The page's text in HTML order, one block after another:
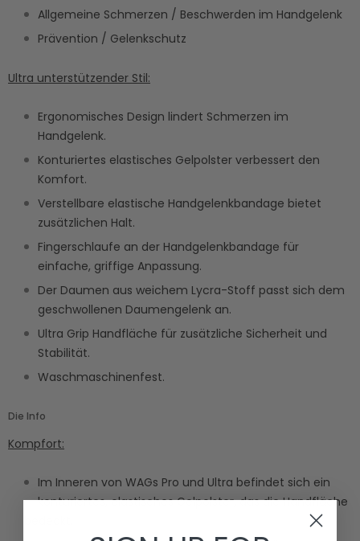
Allgemeine Schmerzen / Beschwerden im Handgelenk
Prävention / Gelenkschutz
Ultra unterstützender Stil:
Ergonomisches Design lindert Schmerzen im
Handgelenk.
Konturiertes elastisches Gelpolster verbessert den
Komfort.
Verstellbare elastische Handgelenkbandage bietet
zusätzlichen Halt.
Fingerschlaufe an der Handgelenkbandage für
einfache, griffige Anpassung.
Der Daumen aus weichem Lycra-Stoff passt sich dem
geschwollenen Daumengelenk an.
Ultra Grip Handfläche für zusätzliche Sicherheit und
Stabilität.
Waschmaschinenfest.
Die Info
Kompfort:
Im Inneren von WAGs Pro und Ultra befindet sich ein
konturiertes, elastisches Gelpolster, das die Handfläche